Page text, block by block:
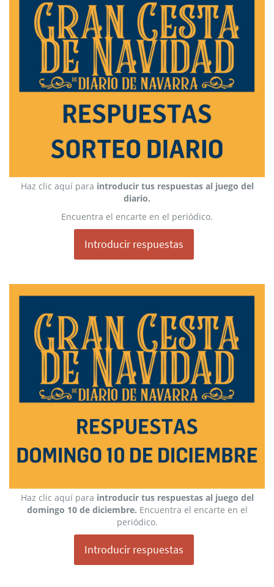
Haz clic aquí para introducir tus respuestas al juego del
diario.
Encuentra el encarte en el periódico.
Introducir respuestas
Haz clic aquí para introducir tus respuestas al juego del
domingo 10 de diciembre. Encuentra el encarte en el
periódico.
Introducir respuestas